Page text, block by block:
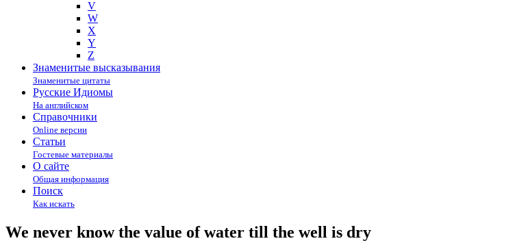
V
W
X
Y
Z
Знаменитые высказывания
Знаменитые цитаты
Русские Идиомы
На английском
Справочники
Online версии
Статьи
Гостевые материалы
О сайте
Общая информация
Поиск
Как искать
We never know the value of water till the well is dry